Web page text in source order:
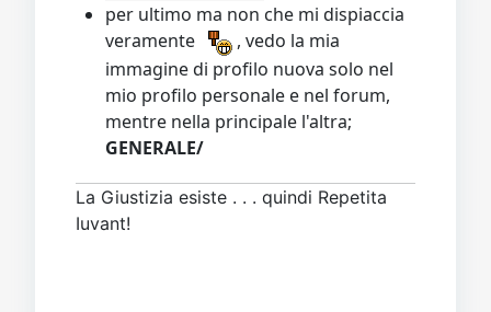
per ultimo ma non che mi dispiaccia
veramente
, vedo la mia
immagine di profilo nuova solo nel
mio profilo personale e nel forum,
mentre nella principale l'altra;
GENERALE/
La Giustizia esiste . . . quindi Repetita
Iuvant!